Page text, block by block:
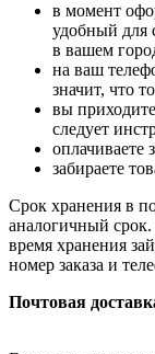
в момент
удобный для
в вашем
на ваш
значит, что
вы
следует
оплачиваете
забираете
Срок хранения в
аналогичный
время хранения
номер заказа и
Почтовая